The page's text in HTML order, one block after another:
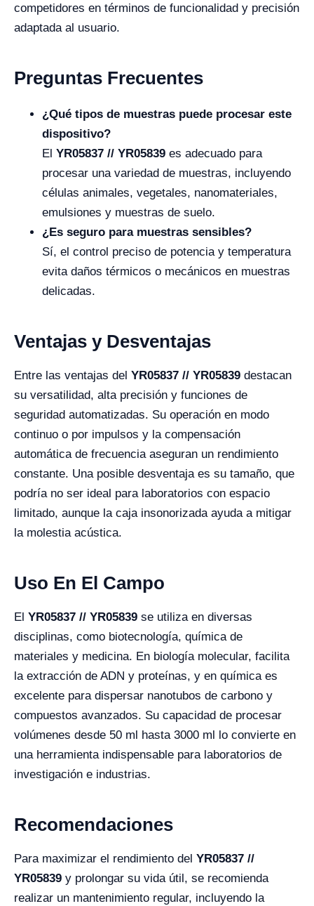
competidores en términos de funcionalidad y precisión
adaptada al usuario.
Preguntas Frecuentes
¿Qué tipos de muestras puede procesar este
dispositivo?
El YR05837 // YR05839 es adecuado para
procesar una variedad de muestras, incluyendo
células animales, vegetales, nanomateriales,
emulsiones y muestras de suelo.
¿Es seguro para muestras sensibles?
Sí, el control preciso de potencia y temperatura
evita daños térmicos o mecánicos en muestras
delicadas.
Ventajas y Desventajas
Entre las ventajas del YR05837 // YR05839 destacan
su versatilidad, alta precisión y funciones de
seguridad automatizadas. Su operación en modo
continuo o por impulsos y la compensación
automática de frecuencia aseguran un rendimiento
constante. Una posible desventaja es su tamaño, que
podría no ser ideal para laboratorios con espacio
limitado, aunque la caja insonorizada ayuda a mitigar
la molestia acústica.
Uso En El Campo
El YR05837 // YR05839 se utiliza en diversas
disciplinas, como biotecnología, química de
materiales y medicina. En biología molecular, facilita
la extracción de ADN y proteínas, y en química es
excelente para dispersar nanotubos de carbono y
compuestos avanzados. Su capacidad de procesar
volúmenes desde 50 ml hasta 3000 ml lo convierte en
una herramienta indispensable para laboratorios de
investigación e industrias.
Recomendaciones
Para maximizar el rendimiento del YR05837 //
YR05839 y prolongar su vida útil, se recomienda
realizar un mantenimiento regular, incluyendo la